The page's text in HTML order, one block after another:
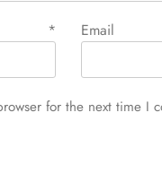
*
for the next time I